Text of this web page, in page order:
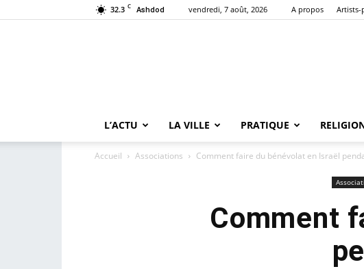
32.3 C Ashdod vendredi, 7 août, 2026 A propos Artists-
L’ACTU LA VILLE PRATIQUE
Accueil Associations Comment faire du bénévolat en Israël
Comment